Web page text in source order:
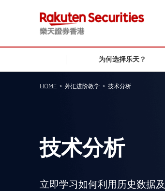
为何选择乐天？
HOME > 外汇进阶教学 > 技术分析
技术分析
立即学习如何利用历史数据